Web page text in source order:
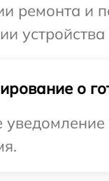
ремонта и
о